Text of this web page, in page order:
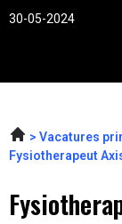
30-05-2024
Vacatures
Fysiotherapeut